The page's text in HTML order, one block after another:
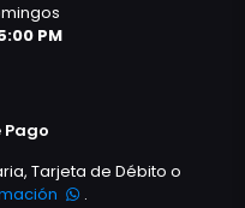
PM
Pago
Tarjeta de Débito o
.